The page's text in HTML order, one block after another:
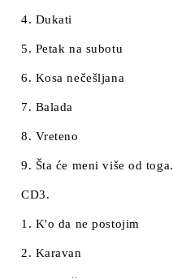
4. Dukati
5. Petak na subotu
6. Kosa nečešljana
7. Balada
8. Vreteno
9. Šta će meni više od toga.
CD3.
1. K'o da ne postojim
2. Karavan